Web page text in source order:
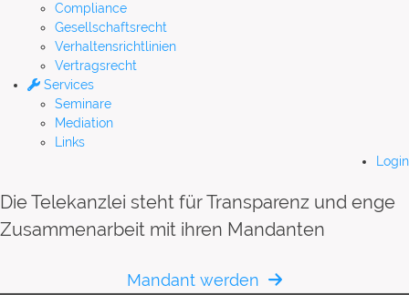
Compliance
Gesellschaftsrecht
Verhaltensrichtlinien
Vertragsrecht
Services
Seminare
Mediation
Links
Login
Die Telekanzlei steht für Transparenz und enge
Zusammenarbeit mit ihren Mandanten
Mandant werden